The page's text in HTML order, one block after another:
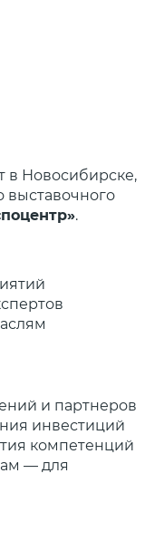
в Новосибирске,
выставочного
.
и партнеров
инвестиций
компетенций
— для